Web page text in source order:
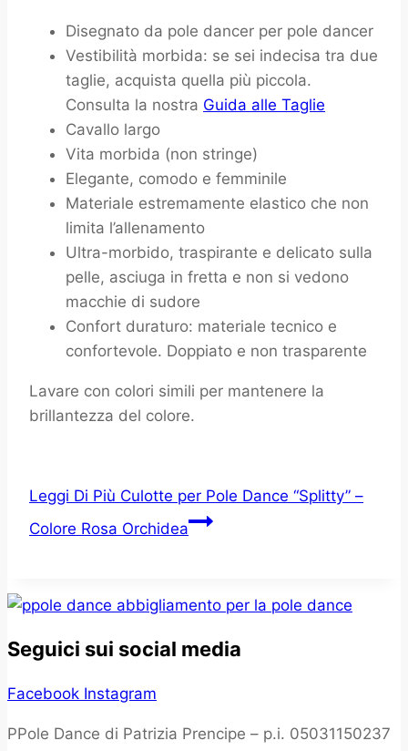
Giugno
20243
Aprile
2026
Disegnato da pole dancer per pole dancer
Vestibilità morbida: se sei indecisa tra due
taglie, acquista quella più piccola.
Consulta la nostra Guida alle Taglie
Cavallo largo
Vita morbida (non stringe)
Elegante, comodo e femminile
Materiale estremamente elastico che non
limita l’allenamento
Ultra-morbido, traspirante e delicato sulla
pelle, asciuga in fretta e non si vedono
macchie di sudore
Confort duraturo: materiale tecnico e
confortevole. Doppiato e non trasparente
Lavare con colori simili per mantenere la
brillantezza del colore.
Leggi Di Più Culotte per Pole Dance “Splitty” –
Colore Rosa Orchidea
Seguici sui social media
Facebook Instagram
PPole Dance di Patrizia Prencipe – p.i. 05031150237